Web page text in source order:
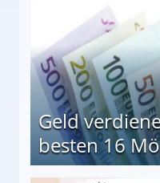
Geld
besten 16